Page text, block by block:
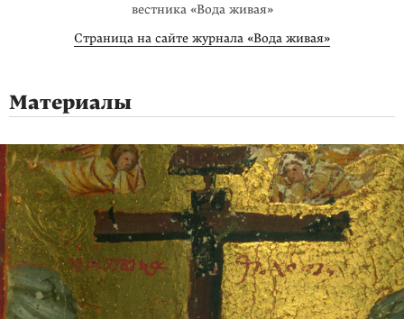
вестника «Вода живая»
Страница на сайте журнала «Вода живая»
Материалы